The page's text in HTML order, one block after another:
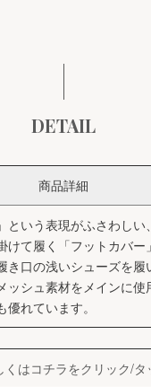
DETAIL
商品詳細
という表現がふさわしい
けて履く「フットカバー
き口の浅いシューズを履
シュ素材をメインに使
れています。
くはコチラをクリック/タ